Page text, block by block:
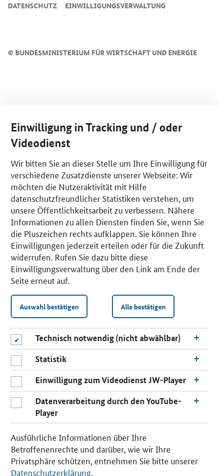
n
© BUNDESMINISTERIUM FÜR WIRTSCHAFT UND ENERGIE
DATENSCHUTZ
EINWILLIGUNGSVERWALTUNG
Einwilligung in Tracking und / oder
Videodienst
Wir bitten Sie an dieser Stelle um Ihre Einwilligung für
verschiedene Zusatzdienste unserer Webseite: Wir
möchten die Nutzeraktivität mit Hilfe
datenschutzfreundlicher Statistiken verstehen, um
unsere Öffentlichkeitsarbeit zu verbessern. Nähere
Informationen zu allen Diensten finden Sie, wenn Sie
die Pluszeichen rechts aufklappen. Sie können Ihre
Einwilligungen jederzeit erteilen oder für die Zukunft
widerrufen. Rufen Sie dazu bitte diese
Einwilligungsverwaltung über den Link am Ende der
Seite erneut auf.
Auswahl bestätigen Alle bestätigen
Technisch notwendig (nicht abwählbar)
Statistik
Einwilligung zum Videodienst JW-Player
Datenverarbeitung durch den YouTube-
Player
Ausführliche Informationen über Ihre
Betroffenenrechte und darüber, wie wir Ihre
Privatsphäre schützen, entnehmen Sie bitte unserer
Datenschutzerklärung.